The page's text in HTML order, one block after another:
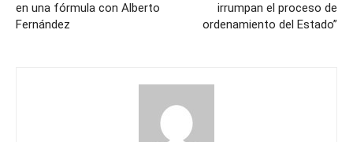
en una fórmula con Alberto
Fernández
irrumpan el proceso de
ordenamiento del Estado”